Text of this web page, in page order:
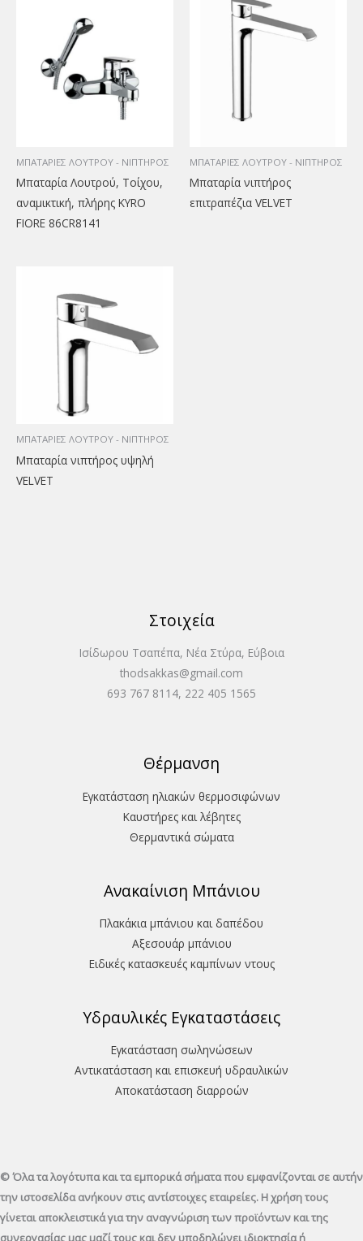
ΜΠΑΤΑΡΙΕΣ ΛΟΥΤΡΟΥ - ΝΙΠΤΗΡΟΣ
Μπαταρία Λουτρού, Τοίχου,
αναμικτική, πλήρης KYRO
FIORE 86CR8141
ΜΠΑΤΑΡΙΕΣ ΛΟΥΤΡΟΥ - ΝΙΠΤΗΡΟΣ
Μπαταρία νιπτήρος
επιτραπέζια VELVET
ΜΠΑΤΑΡΙΕΣ ΛΟΥΤΡΟΥ - ΝΙΠΤΗΡΟΣ
Μπαταρία νιπτήρος υψηλή
VELVET
Στοιχεία
Ισίδωρου Τσαπέπα, Νέα Στύρα, Εύβοια
thodsakkas@gmail.com
693 767 8114, 222 405 1565
Θέρμανση
Εγκατάσταση ηλιακών θερμοσιφώνων
Καυστήρες και λέβητες
Θερμαντικά σώματα
Ανακαίνιση Μπάνιου
Πλακάκια μπάνιου και δαπέδου
Aξεσουάρ μπάνιου
Ειδικές κατασκευές καμπίνων ντους
Υδραυλικές Εγκαταστάσεις
Εγκατάσταση σωληνώσεων
Αντικατάσταση και επισκευή υδραυλικών
Aποκατάσταση διαρροών
© Όλα τα λογότυπα και τα εμπορικά σήματα που εμφανίζονται σε αυτήν
την ιστοσελίδα ανήκουν στις αντίστοιχες εταιρείες. Η χρήση τους
γίνεται αποκλειστικά για την αναγνώριση των προϊόντων και της